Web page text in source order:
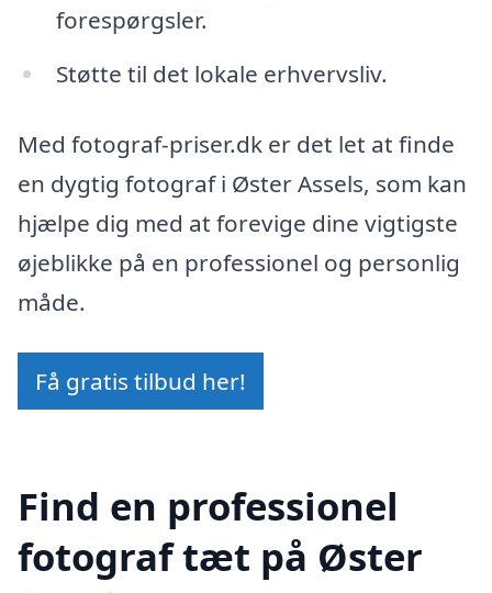
forespørgsler.
Støtte til det lokale erhvervsliv.
Med fotograf-priser.dk er det let at finde
en dygtig fotograf i Øster Assels, som kan
hjælpe dig med at forevige dine vigtigste
øjeblikke på en professionel og personlig
måde.
Få gratis tilbud her!
Find en professionel
fotograf tæt på Øster